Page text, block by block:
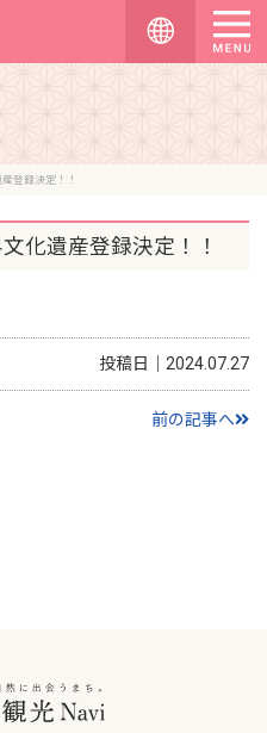
登録決定！！
化遺産登録決定！！
投稿日｜2024.07.27
前の記事へ